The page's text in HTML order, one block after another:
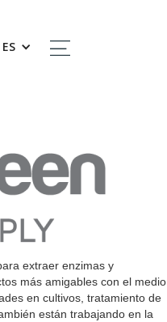
ESDivisión
extraer enzimas y
más amigables con el medio
en cultivos, tratamiento de
están trabajando en la